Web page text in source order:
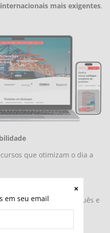
em seu email
mais exigentes.
que otimizam o dia a
técnicas em português e
e homologações;